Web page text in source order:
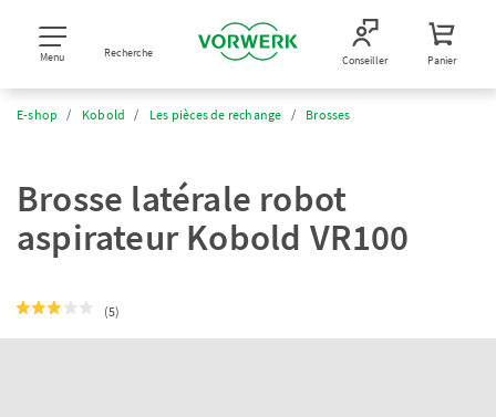
Menu Recherche Conseiller Panier
E-shop Kobold Les pièces de rechange Brosses
Brosse latérale robot
aspirateur Kobold VR100
(5)